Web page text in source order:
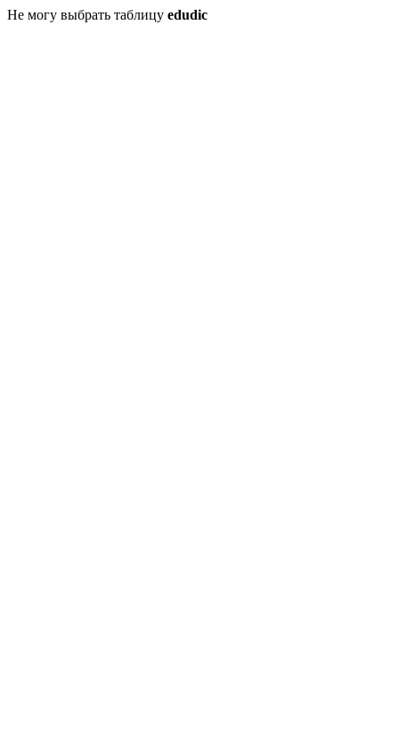
Не могу выбрать таблицу edudic